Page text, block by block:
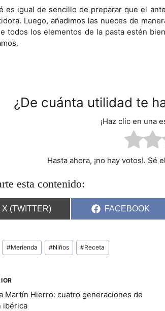
es igual de sencillo de preparar que el
Luego, añadimos las nueces de
todos los elementos de la pasta estén
¿De cuánta utilidad te
¡Haz clic en una
Hasta ahora, ¡no hay votos!.
esta contenido:
C
A
R
T
E
N
X (TWITTER)
C
A
T
FACEBOOK
#Merienda #Niños #Receta
Martín Hierro: cuatro generaciones de
ibérica